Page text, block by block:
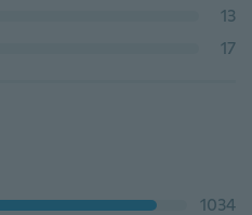
13
17
1034